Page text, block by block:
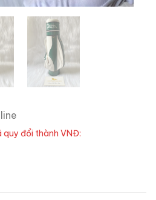
đổi thành VNĐ: